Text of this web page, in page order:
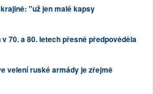
"už jen malé kapsy
70. a 80. letech přesně předpověděla
velení ruské armády je zřejmě